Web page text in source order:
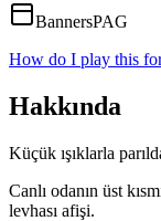
BannersPAG
How do I play this
Hakkında
Küçük ışıklarla
Canlı odanın üst
levhası afişi.